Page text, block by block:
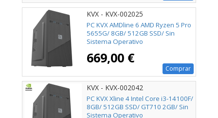
KVX - KVX-002025
PC KVX AMDline 6 AMD Ryzen 5 Pro
5655G/ 8GB/ 512GB SSD/ Sin
Sistema Operativo
669,00 €
Comprar
KVX - KVX-002042
PC KVX Xline 4 Intel Core i3-14100F/
8GB/ 512GB SSD/ GT710 2GB/ Sin
Sistema Operativo